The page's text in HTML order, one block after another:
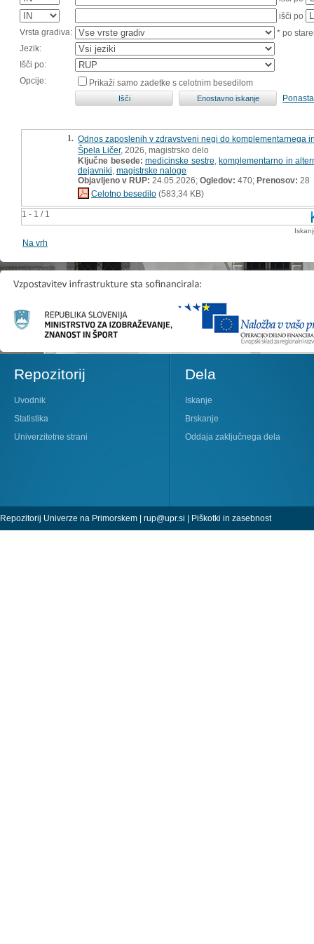
išči po
Vrsta gradiva:
* po
Jezik:
Išči po:
Opcije:
Prikaži samo zadetke s celotnim besedilom
1 - 1 / 1
1. Odnos zaposlenih v zdravstveni negi do komplementarnega
Špela Ličer, 2026, magistrsko delo
Ključne besede: medicinske sestre ,komplementarno in
dejavniki magistrske naloge
Objavljeno v RUP: 24.05.2026; Ogledov: 470; Prenosov: 28
Celotno besedilo (583,34 KB)
Na vrh
Repozitorij
Uvodnik
Statistika
Univerzitetne strani
Dela
Iskanje
Brskanje
Oddaja zaključnega dela
Repozitorij Univerze na Primorskem | rup@upr.si | Piškotki in zasebnost